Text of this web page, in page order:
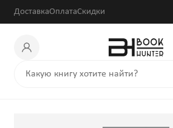
ДоставкаОплатаСкидки